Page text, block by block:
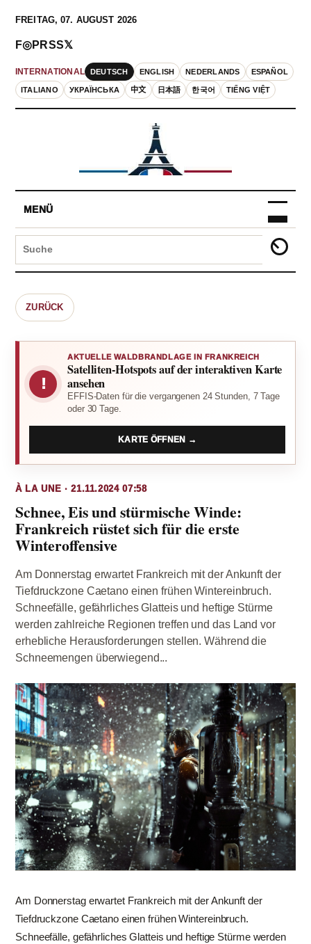
FREITAG, 07. AUGUST 2026
INTERNATIONAL DEUTSCH ENGLISH NEDERLANDS ESPAÑOL
ITALIANO УКРАЇНСЬКА 中文 日本語 한국어 TIẾNG VIỆT
F◎PRSS𝕏
MENÜ
ZURÜCK
!
AKTUELLE WALDBRANDLAGE IN FRANKREICH
Satelliten-Hotspots auf der interaktiven Karte
ansehen
EFFIS-Daten für die vergangenen 24 Stunden, 7 Tage
oder 30 Tage.
KARTE ÖFFNEN →
À LA UNE · 21.11.2024 07:58
Schnee, Eis und stürmische Winde:
Frankreich rüstet sich für die erste
Winteroffensive
Am Donnerstag erwartet Frankreich mit der Ankunft der
Tiefdruckzone Caetano einen frühen Wintereinbruch.
Schneefälle, gefährliches Glatteis und heftige Stürme
werden zahlreiche Regionen treffen und das Land vor
erhebliche Herausforderungen stellen. Während die
Schneemengen überwiegend...
Am Donnerstag erwartet Frankreich mit der Ankunft der
Tiefdruckzone Caetano einen frühen Wintereinbruch.
Schneefälle, gefährliches Glatteis und heftige Stürme werden